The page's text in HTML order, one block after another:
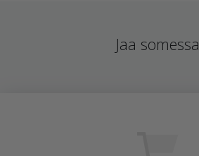
Jaa somessa